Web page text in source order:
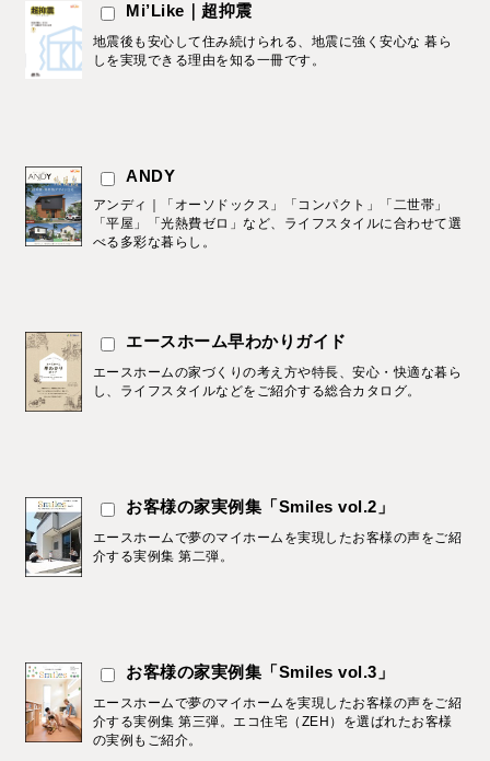
Mi’Like｜超抑震
地震後も安心して住み続けられる、地震に強く安心な 暮ら
しを実現できる理由を知る一冊です。
ANDY
アンディ｜「オーソドックス」「コンパクト」「二世帯」
「平屋」「光熱費ゼロ」など、ライフスタイルに合わせて選
べる多彩な暮らし。
エースホーム早わかりガイド
エースホームの家づくりの考え方や特長、安心・快適な暮ら
し、ライフスタイルなどをご紹介する総合カタログ。
お客様の家実例集「Smiles vol.2」
エースホームで夢のマイホームを実現したお客様の声をご紹
介する実例集 第二弾。
お客様の家実例集「Smiles vol.3」
エースホームで夢のマイホームを実現したお客様の声をご紹
介する実例集 第三弾。エコ住宅（ZEH）を選ばれたお客様
の実例もご紹介。